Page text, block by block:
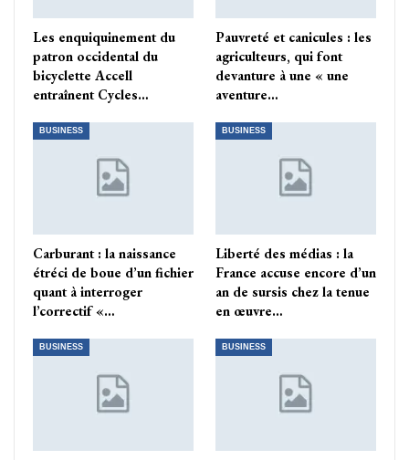
Les enquiquinement du
patron occidental du
bicyclette Accell
entraînent Cycles…
Pauvreté et canicules : les
agriculteurs, qui font
devanture à une « une
aventure…
BUSINESS
Carburant : la naissance
étréci de boue d’un fichier
quant à interroger
l’correctif «…
BUSINESS
Liberté des médias : la
France accuse encore d’un
an de sursis chez la tenue
en œuvre…
BUSINESS BUSINESS